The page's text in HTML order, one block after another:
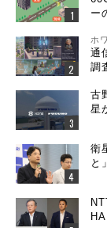
ー
ホ
通
調
古
星
衛
と